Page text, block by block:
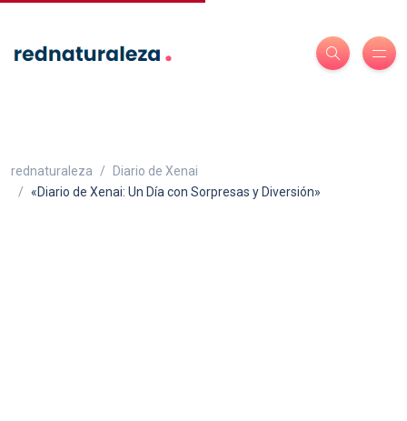
rednaturaleza
Diario de Xenai
«Diario de Xenai: Un Día con Sorpresas y Diversión»